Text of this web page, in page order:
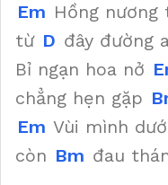
Em Hồng nương
từ D đây đường
Bỉ ngạn hoa nở
chẳng hẹn gặp
Em Vùi mình
còn Bm đau